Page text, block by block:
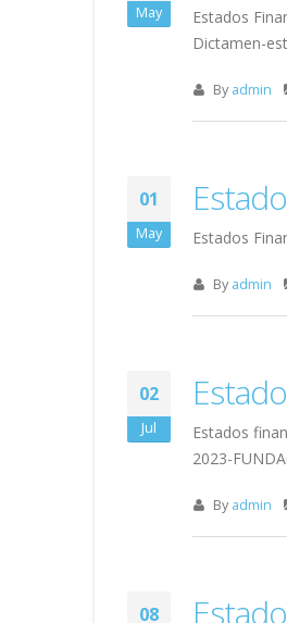
May
Estados
Dictamen-
By admin
01
May Estados
By admin
02
Jul
Estados
2023-
By admin
08